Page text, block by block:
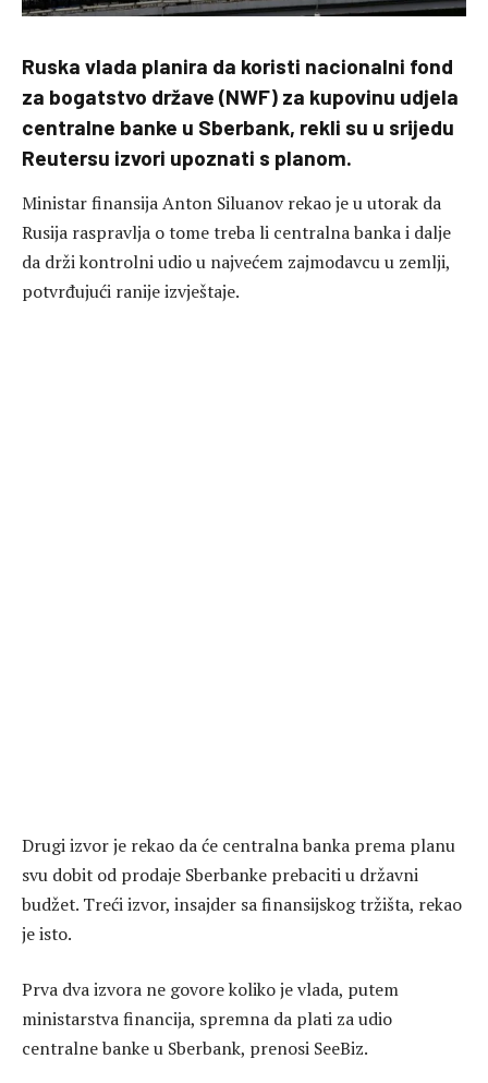
Ruska vlada planira da koristi nacionalni fond
za bogatstvo države (NWF) za kupovinu udjela
centralne banke u Sberbank, rekli su u srijedu
Reutersu izvori upoznati s planom.
Ministar finansija Anton Siluanov rekao je u utorak da
Rusija raspravlja o tome treba li centralna banka i dalje
da drži kontrolni udio u najvećem zajmodavcu u zemlji,
potvrđujući ranije izvještaje.
Drugi izvor je rekao da će centralna banka prema planu
svu dobit od prodaje Sberbanke prebaciti u državni
budžet. Treći izvor, insajder sa finansijskog tržišta, rekao
je isto.
Prva dva izvora ne govore koliko je vlada, putem
ministarstva financija, spremna da plati za udio
centralne banke u Sberbank, prenosi SeeBiz.